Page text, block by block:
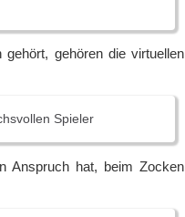
gehören die virtuellen
Spieler
Anspruch hat, beim Zocken